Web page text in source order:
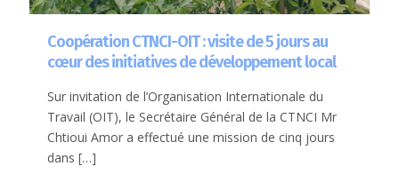
Coopération CTNCI-OIT : visite de 5 jours au
cœur des initiatives de développement local
Sur invitation de l’Organisation Internationale du
Travail (OIT), le Secrétaire Général de la CTNCI Mr
Chtioui Amor a effectué une mission de cinq jours
dans […]